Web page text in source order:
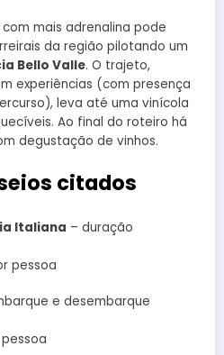
mais adrenalina pode
da região pilotando um
Bello Valle. O trajeto,
experiências (com presença
leva até uma vinícola
Ao final do roteiro há
degustação de vinhos.
citados
Italiana – duração
pessoa
e desembarque